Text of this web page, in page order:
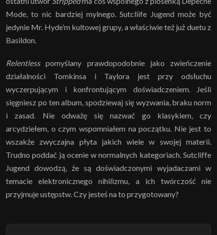
Mode, to nic bardziej mylnego. Sutcliife Jugend może być
jedynie Mr. Hyde’m kultowej grupy, a właściwie też już duetu z
Basildon.
Relentlesspomyślany prawdopodobnie jako zwieńczenie
działalności Tomkinsa i Taylora jest przy odsłuchu
wyczerpującym i konfrontującym doświadczeniem. Jeśli
sięgniesz po ten album, spodziewaj się wyzwania, braku norm
i zasad. Nie odważę się nazwać go klasykiem, czy
arcydziełem, o czym wspomniałem na początku. Nie jest to
wszakże zwyczajna płyta jakich wiele w swojej materii.
Trudno poddać ją ocenie w normalnych kategoriach. Sutcliffe
Jugend dowodzą, że są doświadczonymi wyjadaczami w
temacie elektronicznego nihilizmu, a ich twórczość nie
przyjmuje ustępstw. Czy jesteś na to przygotowany?